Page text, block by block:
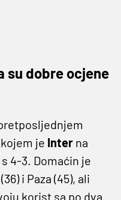
su dobre ocjene
je Inter na
s 4-3. Domaćin je
i Paza (45), ali
korist sa po dva